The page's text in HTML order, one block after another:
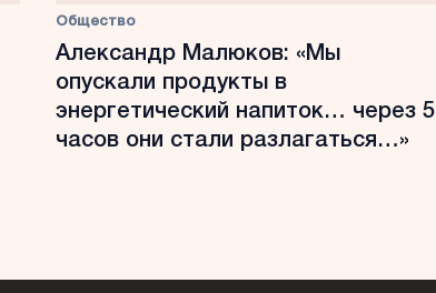
Общество
Александр Малюков: «Мы
опускали продукты в
энергетический напиток… через 5
часов они стали разлагаться…»